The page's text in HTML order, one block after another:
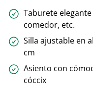
Taburete
comedor, etc.
Silla ajustable en
cm
Asiento con
cóccix